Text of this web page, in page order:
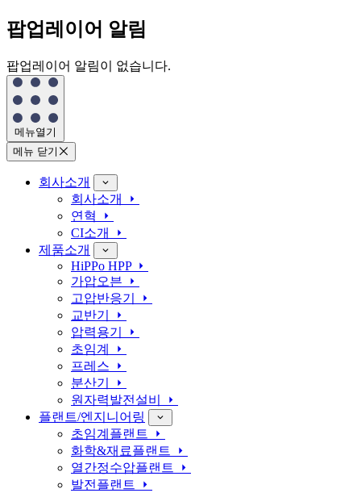
팝업레이어 알림
팝업레이어 알림이 없습니다.
메뉴열기
메뉴 닫기
회사소개
회사소개
연혁
CI소개
제품소개
HiPPo HPP
가압오븐
고압반응기
교반기
압력용기
초임계
프레스
분산기
원자력발전설비
플랜트/엔지니어링
초임계플랜트
화학&재료플랜트
열간정수압플랜트
발전플랜트